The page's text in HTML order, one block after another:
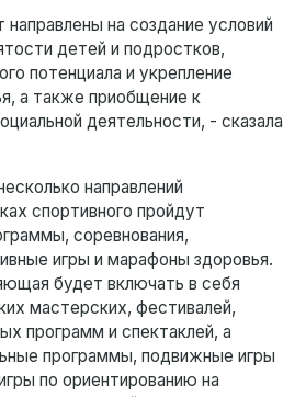
на создание условий
детей и подростков,
потенциала и укрепление
а также приобщение к
деятельности, - сказала
направлений
спортивного пройдут
соревнования,
игры и марафоны здоровья.
будет включать в себя
мастерских, фестивалей,
программ и спектаклей, а
программы, подвижные игры
по ориентированию на